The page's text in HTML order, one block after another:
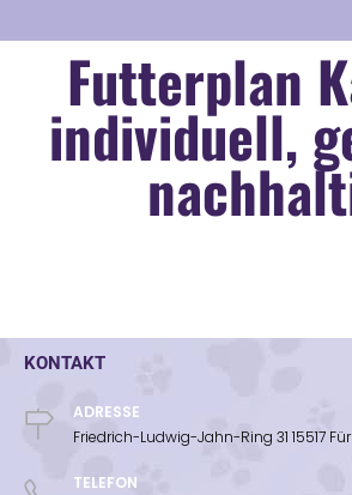
Futterplan
individuell,
KONTAKT
ADRESSE
Friedrich-Ludwig-Jahn-Ring 31 15517
TELEFON